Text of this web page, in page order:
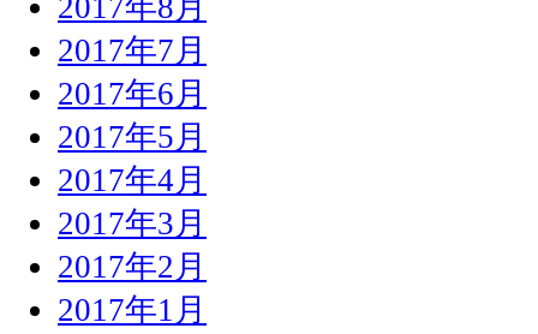
2017年8月
2017年7月
2017年6月
2017年5月
2017年4月
2017年3月
2017年2月
2017年1月